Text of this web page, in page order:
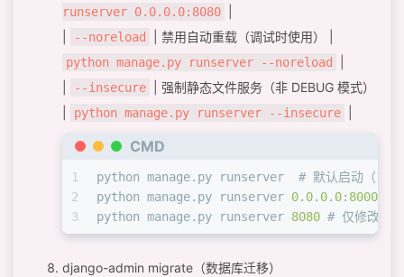
runserver 0.0.0.0:8080
--noreload | 禁用自动重载（调试时使用） |
python manage.py runserver --noreload
--insecure
| 强制静态文件服务（非 DEBUG 模式）
python manage.py runserver --insecure
CMD
1
2
3
python manage.py runserver  # 默认启动（127
python manage.py runserver 0. 0. 0. 0: 8000
python manage.py runserver 8080 # 仅修改端口
django-admin migrate（数据库迁移）